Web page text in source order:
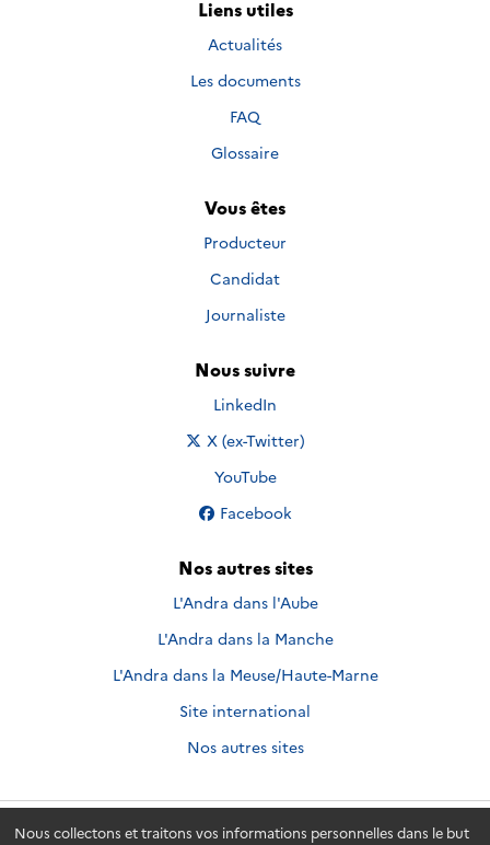
Nous collectons et traitons vos informations personnelles dans le but
Liens utiles
Actualités
Les documents
FAQ
Glossaire
Vous êtes
Producteur
Candidat
Journaliste
Nous suivre
Nous suivre sur
LinkedIn
Nous suivre sur
X (ex-Twitter)
Nous suivre sur
YouTube
Nous suivre sur
Facebook
Nos autres sites
L'Andra dans l'Aube
L'Andra dans la Manche
L'Andra dans la Meuse/Haute-Marne
Site international
Nos autres sites
Andra.fr © 2026 - Andra. Tous droits réservés.